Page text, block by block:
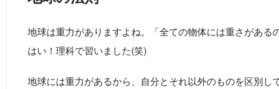
地球は重力がありますよね。「全ての物体には重さがある
はい！理科で習いました(笑)
地球には重力があるから、自分とそれ以外のものを区別